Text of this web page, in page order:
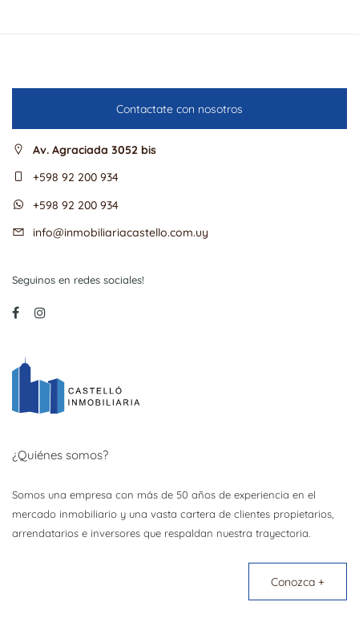
Contactate con nosotros
Av. Agraciada 3052 bis
+598 92 200 934
+598 92 200 934
info@inmobiliariacastello.com.uy
Seguinos en redes sociales!
¿Quiénes somos?
Somos una empresa con más de 50 años de experiencia en el
mercado inmobiliario y una vasta cartera de clientes propietarios,
arrendatarios e inversores que respaldan nuestra trayectoria.
Conozca +